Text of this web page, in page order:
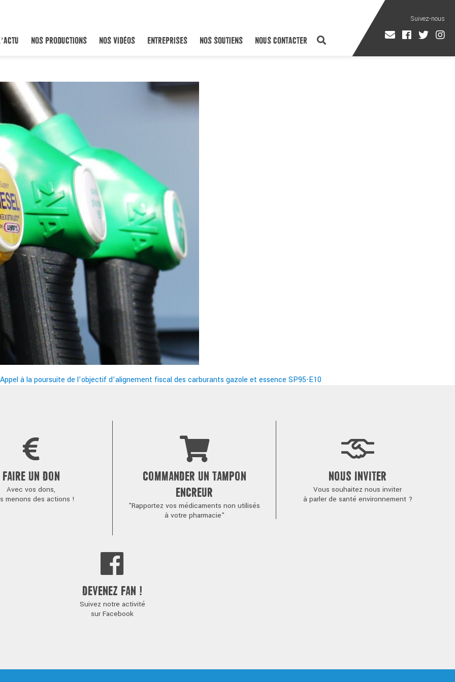
NOS PRODUCTIONS NOS VIDÉOS ENTREPRISES NOS SOUTIENS NOUS CONTACTER
à la poursuite de l’objectif d’alignement fiscal des carburants gazole et essence SP95-E10
FAIRE UN DON
Avec vos dons,
menons des actions !
COMMANDER UN TAMPON
ENCREUR
"Rapportez vos médicaments non utilisés
à votre pharmacie"
NOUS INVITER
Vous souhaitez nous inviter
à parler de santé environnement ?
DEVENEZ FAN !
Suivez notre activité
sur Facebook